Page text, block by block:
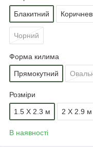
Блакитний
Чорний
Форма килима
Прямокутний
Розміри
1.5 Х 2.3 м 2 Х 2.9 м
В наявності